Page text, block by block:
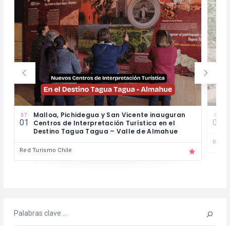
07
01
Malloa, Pichidegua y San Vicente inauguran
Centros de Interpretación Turística en el
Destino Tagua Tagua – Valle de Almahue
Red Turismo Chile
03
06
Red